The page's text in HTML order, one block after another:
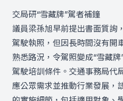
交局研“雪藏牌”駕者補鐘
議員梁孫旭早前提出書面質詢
駕駛執照，但因長時間沒有開
熟悉路況，令駕照變成“雪藏
駕駛培訓條件。交通事務局代
應公眾需求並推動行業發展，